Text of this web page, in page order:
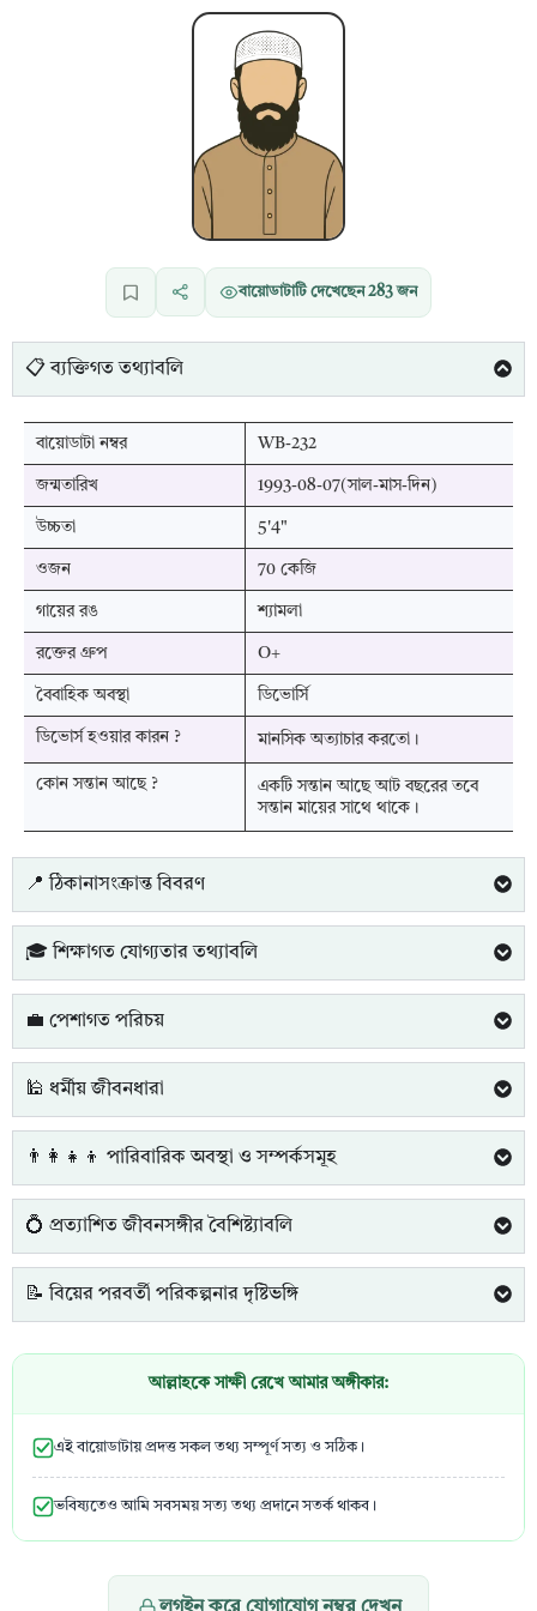
বায়োডাটাটি দেখেছেন283জন
📋 ব্যক্তিগত তথ্যাবলি
বায়োডাটা নম্বর WB-232
জন্মতারিখ 1993-08-07(সাল-মাস-দিন)
উচ্চতা 5'4"
ওজন 70 কেজি
গায়ের রঙ শ্যামলা
রক্তের গ্রুপ O+
বৈবাহিক অবস্থা ডিভোর্সি
ডিভোর্স হওয়ার কারন ? মানসিক অত্যাচার করতো।
কোন সন্তান আছে ?
একটি সন্তান আছে আট বছরের তবে
সন্তান মায়ের সাথে থাকে।
📍 ঠিকানাসংক্রান্ত বিবরণ
🎓 শিক্ষাগত যোগ্যতার তথ্যাবলি
💼 পেশাগত পরিচয়
🕌 ধর্মীয় জীবনধারা
👨‍👩‍👧‍👦 পারিবারিক অবস্থা ও সম্পর্কসমূহ
💍 প্রত্যাশিত জীবনসঙ্গীর বৈশিষ্ট্যাবলি
📝 বিয়ের পরবর্তী পরিকল্পনার দৃষ্টিভঙ্গি
আল্লাহকে সাক্ষী রেখে আমার অঙ্গীকার:
এই বায়োডাটায় প্রদত্ত সকল তথ্য সম্পূর্ণ সত্য ও সঠিক।
ভবিষ্যতেও আমি সবসময় সত্য তথ্য প্রদানে সতর্ক থাকব।
লগইন করে যোগাযোগ নম্বর দেখুন